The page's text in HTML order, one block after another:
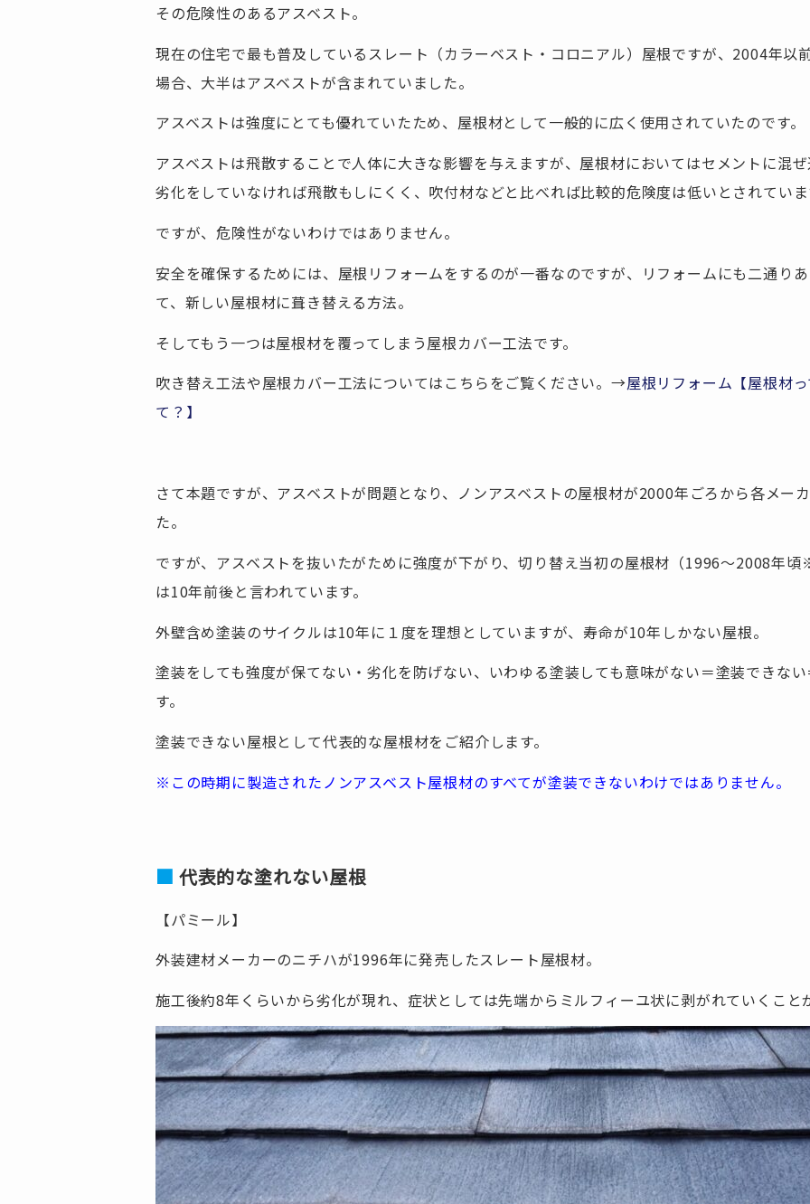
その危険性のあるアスベスト。
現在の住宅で最も普及しているスレート（カラーベスト・コロニアル）屋根ですが、2004年以
場合、大半はアスベストが含まれていました。
アスベストは強度にとても優れていたため、屋根材として一般的に広く使用されていたのです。
アスベストは飛散することで人体に大きな影響を与えますが、屋根材においてはセメントに混
劣化をしていなければ飛散もしにくく、吹付材などと比べれば比較的危険度は低いとされてい
ですが、危険性がないわけではありません。
安全を確保するためには、屋根リフォームをするのが一番なのですが、リフォームにも二通り
て、新しい屋根材に葺き替える方法。
そしてもう一つは屋根材を覆ってしまう屋根カバー工法です。
吹き替え工法や屋根カバー工法についてはこちらをご覧ください。→屋根リフォーム【屋根材
て？】
さて本題ですが、アスベストが問題となり、ノンアスベストの屋根材が2000年ごろから各メー
た。
ですが、アスベストを抜いたがために強度が下がり、切り替え当初の屋根材（1996～2008年
は10年前後と言われています。
外壁含め塗装のサイクルは10年に１度を理想としていますが、寿命が10年しかない屋根。
塗装をしても強度が保てない・劣化を防げない、いわゆる塗装しても意味がない＝塗装できな
す。
塗装できない屋根として代表的な屋根材をご紹介します。
※この時期に製造されたノンアスベスト屋根材のすべてが塗装できないわけではありません。
代表的な塗れない屋根
【パミール】
外装建材メーカーのニチハが1996年に発売したスレート屋根材。
施工後約8年くらいから劣化が現れ、症状としては先端からミルフィーユ状に剥がれていくこと